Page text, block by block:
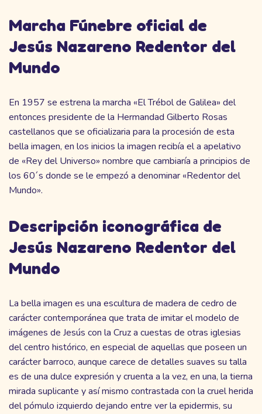
Marcha Fúnebre oficial de
Jesús Nazareno Redentor del
Mundo
En 1957 se estrena la marcha «El Trébol de Galilea» del
entonces presidente de la Hermandad Gilberto Rosas
castellanos que se oficializaria para la procesión de esta
bella imagen, en los inicios la imagen recibía el a apelativo
de «Rey del Universo» nombre que cambiaría a principios de
los 60´s donde se le empezó a denominar «Redentor del
Mundo».
Descripción iconográfica de
Jesús Nazareno Redentor del
Mundo
La bella imagen es una escultura de madera de cedro de
carácter contemporánea que trata de imitar el modelo de
imágenes de Jesús con la Cruz a cuestas de otras iglesias
del centro histórico, en especial de aquellas que poseen un
carácter barroco, aunque carece de detalles suaves su talla
es de una dulce expresión y cruenta a la vez, en una, la tierna
mirada suplicante y así mismo contrastada con la cruel herida
del pómulo izquierdo dejando entre ver la epidermis, su